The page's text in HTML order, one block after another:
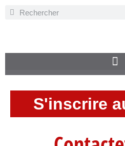
S'inscrire